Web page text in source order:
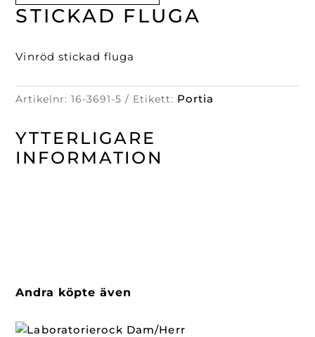
STICKAD FLUGA
Vinröd stickad fluga
Artikelnr:16-3691-5 Etikett: Portia
YTTERLIGARE
INFORMATION
Andra köpte även